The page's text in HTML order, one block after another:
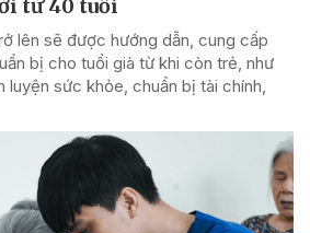
từ 40 tuổi
lên sẽ được hướng dẫn, cung cấp
bị cho tuổi già từ khi còn trẻ, như
luyện sức khỏe, chuẩn bị tài chính,